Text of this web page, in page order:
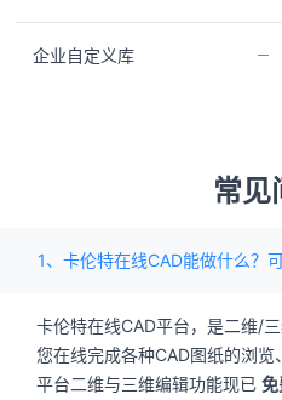
企业自定义库
常见
1、卡伦特在线CAD能做什么？
卡伦特在线CAD平台，是二维/
您在线完成各种CAD图纸的浏览
平台二维与三维编辑功能现已 免